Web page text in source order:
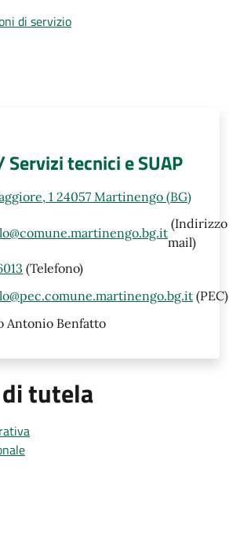
di servizio
tecnici e SUAP
1 24057 Martinengo (BG)
(Indirizzo
mail)
(Telefono)
(PEC)
Antonio Benfatto
tutela